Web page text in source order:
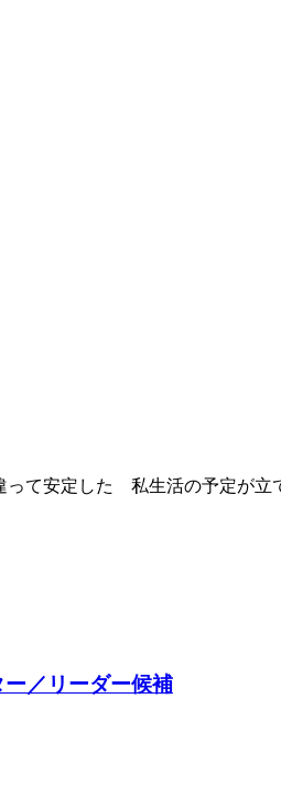
って安定した 私生活の予定が立
／リーダー候補